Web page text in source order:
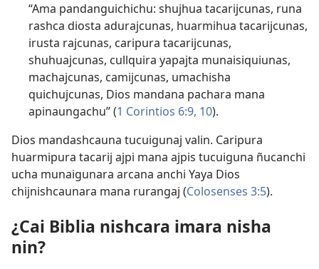
“Ama pandanguichichu: shujhua tacarijcunas, runa
rashca diosta adurajcunas, huarmihua tacarijcunas,
irusta rajcunas, caripura tacarijcunas,
shuhuajcunas, cullquira yapajta munaisiquiunas,
machajcunas, camijcunas, umachisha
quichujcunas, Dios mandana pachara mana
apinaungachu” (1 Corintios 6:9, 10).
Dios mandashcauna tucuigunaj valin. Caripura
huarmipura tacarij ajpi mana ajpis tucuiguna ñucanchi
ucha munaigunara arcana anchi Yaya Dios
chijnishcaunara mana rurangaj (Colosenses 3:5).
¿Cai Biblia nishcara imara nisha
nin?